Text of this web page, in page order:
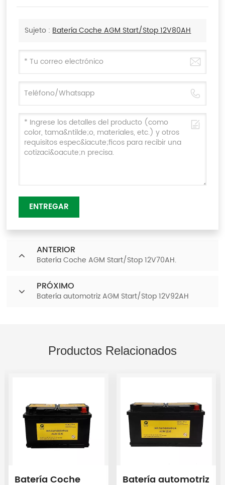
Sujeto :Batería Coche AGM Start/Stop 12V80AH
ENTREGAR
ANTERIOR
Batería Coche AGM Start/Stop 12V70AH.
PRÓXIMO
Batería automotriz AGM Start/Stop 12V92AH
Productos Relacionados
Batería Coche
Batería automotriz